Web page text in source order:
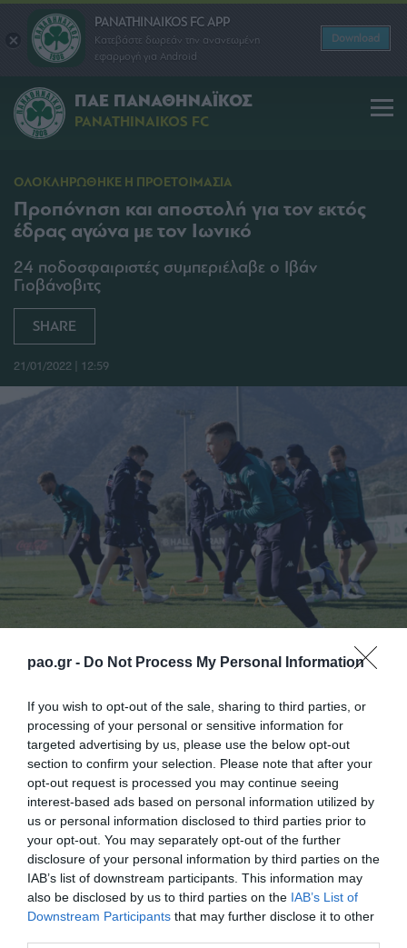
pao.gr - Do Not Process My Personal Information
If you wish to opt-out of the sale, sharing to third parties, or
processing of your personal or sensitive information for
targeted advertising by us, please use the below opt-out
section to confirm your selection. Please note that after your
opt-out request is processed you may continue seeing
interest-based ads based on personal information utilized by
us or personal information disclosed to third parties prior to
your opt-out. You may separately opt-out of the further
disclosure of your personal information by third parties on the
IAB’s list of downstream participants. This information may
also be disclosed by us to third parties on the IAB’s List of
Downstream Participants that may further disclose it to other
PANATHINAIKOS FC APP
Κατεβάστε δωρεάν την ανανεωμένη
εφαρμογή για Android
Download
ΠΑΕ ΠΑΝΑΘΗΝΑΪΚΟΣ
PANATHINAIKOS FC
ΟΛΟΚΛΗΡΩΘΗΚΕ Η ΠΡΟΕΤΟΙΜΑΣΙΑ
Προπόνηση και αποστολή για τον εκτός
έδρας αγώνα με τον Ιωνικό
24 ποδοσφαιριστές συμπεριέλαβε ο Ιβάν
Γιοβάνοβιτς
SHARE
21/01/2022 | 12:59
Παρασκευή η προετοιμασία του Παναθηναϊκού για
τον αυριανό εκτός έδρας αγώνα Super League
Interwetten με αντίπαλο τον Ιωνικό (22/1/2022,
19:30).
Το πρόγραμμα περιελάμβανε προθέρμανση, rondo,
παιχνίδι σε μισό γήπεδο. Πρόγραμμα αποφόρτισης
ακολούθησαν οι Βιγιαφάνιες, Χουάνκαρ, Κώτσιρας,
Αϊτόρ, Σένκεφελντ.